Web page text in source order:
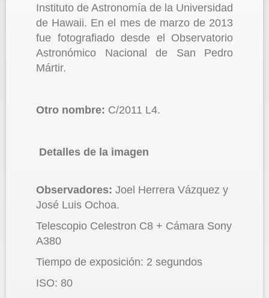
Instituto de Astronomía de la Universidad
de Hawaii. En el mes de marzo de 2013
fue fotografiado desde el Observatorio
Astronómico Nacional de San Pedro
Mártir.
Otro nombre: C/2011 L4.
Detalles de la imagen
Observadores: Joel Herrera Vázquez y
José Luis Ochoa.
Telescopio Celestron C8 + Cámara Sony
A380
Tiempo de exposición: 2 segundos
ISO: 80